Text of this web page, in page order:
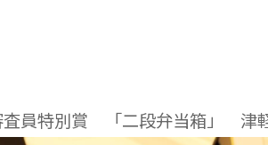
査員特別賞 「二段弁当箱」 津